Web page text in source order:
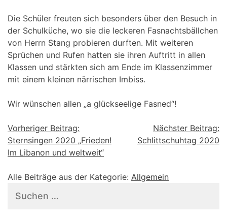
Die Schüler freuten sich besonders über den Besuch in
der Schulküche, wo sie die leckeren Fasnachtsbällchen
von Herrn Stang probieren durften. Mit weiteren
Sprüchen und Rufen hatten sie ihren Auftritt in allen
Klassen und stärkten sich am Ende im Klassenzimmer
mit einem kleinen närrischen Imbiss.
Wir wünschen allen „a glückseelige Fasned“!
Beitragsnavigation
Vorheriger Beitrag:
Sternsingen 2020 „Frieden!
Im Libanon und weltweit“
Nächster Beitrag:
Schlittschuhtag 2020
Alle Beiträge aus der Kategorie: Allgemein
nach: